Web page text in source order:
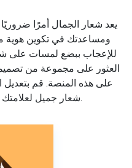
يعد شعار الجمال أمرًا
ومساعدتك في تكوين هوية
للإعجاب ببضع لمسات على
العثور على مجموعة من
على هذه المنصة. قم
شعار جميل لعلامتك التجارية في وقت قصير.